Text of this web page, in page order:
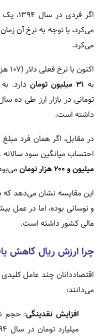
اگر
می‌کرد، با توجه به نرخ آن زمان (۳۴۵۰ تومان)،
می‌کرد.
به ۳۱ میلیون تومان
دارد.
تومانی در بازار ارز طی ده
داشته است.
در مقابل، اگر همان فرد
احتساب میانگین سود سالانه ۱۸ درصد، مبلغ سپرده او امروز حدود
میلیون و ۲۰۰ هزار تومان
این مقایسه نشان می‌دهد که
و نوسانی بوده، اما در عمل
مالی کشور داشته است.
چرا ارزش ریال کاهش
اقتصاددانان چند عامل
می‌دانند:
افزایش نقدینگی
میلیارد تومان در سال ۹۴ به بیش از